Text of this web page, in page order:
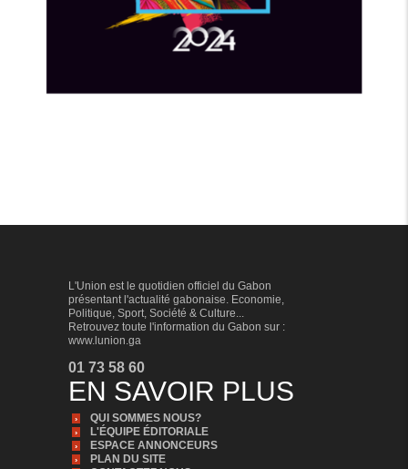
L'Union est le quotidien officiel du Gabon
présentant l'actualité gabonaise. Economie,
Politique, Sport, Société & Culture...
Retrouvez toute l'information du Gabon sur :
www.lunion.ga
01 73 58 60
EN SAVOIR PLUS
QUI SOMMES NOUS?
L'ÉQUIPE ÉDITORIALE
ESPACE ANNONCEURS
PLAN DU SITE